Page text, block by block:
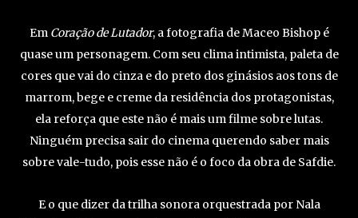
Em Coração de Lutador, a fotografia de Maceo Bishop é
quase um personagem. Com seu clima intimista, paleta de
cores que vai do cinza e do preto dos ginásios aos tons de
marrom, bege e creme da residência dos protagonistas,
ela reforça que este não é mais um filme sobre lutas.
Ninguém precisa sair do cinema querendo saber mais
sobre vale-tudo, pois esse não é o foco da obra de Safdie.
E o que dizer da trilha sonora orquestrada por Nala